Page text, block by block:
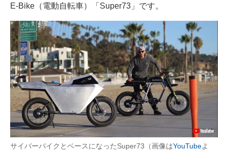
E-Bike（電動自転車）「Super73」です。
サイバーバイクとベースになったSuper73（画像はYouTubeよ